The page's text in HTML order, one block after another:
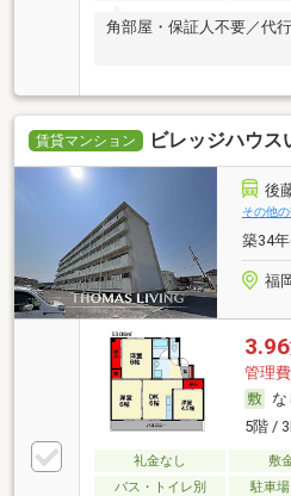
角部屋・保証人不要／代
賃貸マンション ビレッジハウ
後
その他
築34
福
3.96
管理
な
5階 /
礼金なし 敷
バス・トイレ別
駐車